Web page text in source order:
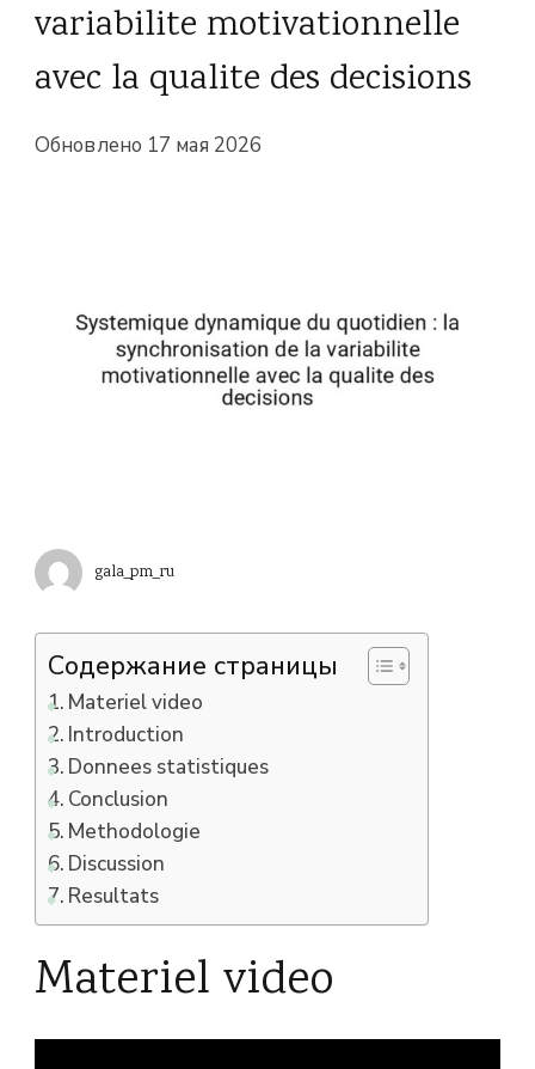
variabilite motivationnelle
avec la qualite des decisions
Обновлено 17 мая 2026
gala_pm_ru
Содержание страницы
Materiel video
Introduction
Donnees statistiques
Conclusion
Methodologie
Discussion
Resultats
Materiel video